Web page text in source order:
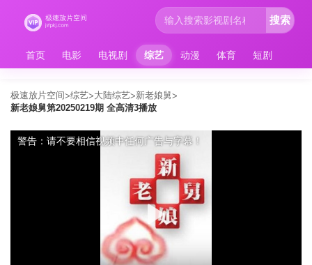
首页 电影 电视剧 综艺 动漫 体育 短剧
搜索
极速放片空间>综艺>大陆综艺>新老娘舅>
新老娘舅第20250219期 全高清3播放
警告：请不要相信视频中任何广告与字幕！